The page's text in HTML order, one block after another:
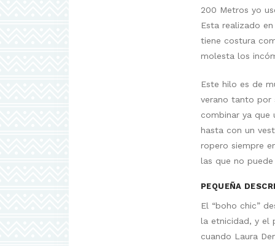
200 Metros yo
Esta realizado
tiene costura
molesta los
Este hilo es de
verano tanto por
combinar ya que
hasta con un
ropero siempre
las que no
PEQUEÑA
El “boho chic”
la etnicidad, y el
cuando Laura